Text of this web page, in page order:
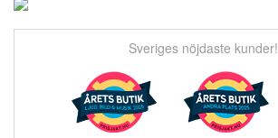
Sveriges nöjdaste kunder!